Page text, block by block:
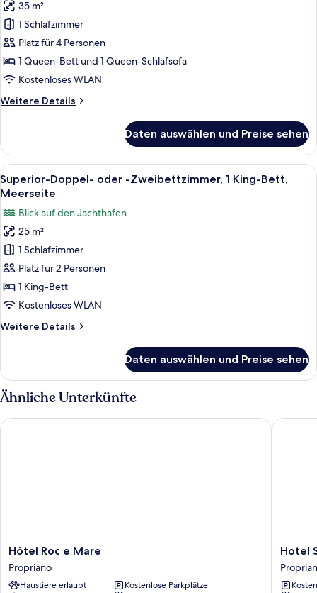
Zimmer,
1 Queen-
Bett
und
Schlafsofa,
Balkon
35 m²
1 Schlafzimmer
Platz für 4 Personen
1 Queen-Bett und 1 Queen-Schlafsofa
Kostenloses WLAN
Weitere Details
Weitere
Zimmer,
1 Queen-
Bett
und
Nichtraucher,
Balkon
Daten auswählen und Preise sehen
Alle
Fotos
Superior-
Doppel-
oder
-
Zweibettzimmer,
1 King-
Meerseite
Ein Hotelzimmer mit einem großen
6
Superior-Doppel- oder -Zweibettzimmer, 1 King-Bett,
Meerseite
Blick auf den Jachthafen
25 m²
1 Schlafzimmer
Platz für 2 Personen
1 King-Bett
Kostenloses WLAN
Weitere Details
Weitere
Doppel-
oder
-
Zweibettzimmer,
1 King-
Daten auswählen und Preise sehen
Ähnliche Unterkünfte
Hôtel
Roc
e
Mare
Hôtel Roc e Mare
Propriano
Haustiere erlaubt
Kostenlose Parkplätze
Hôtel Roc e Mare
Hotel
Corso
Hotel
Hotel